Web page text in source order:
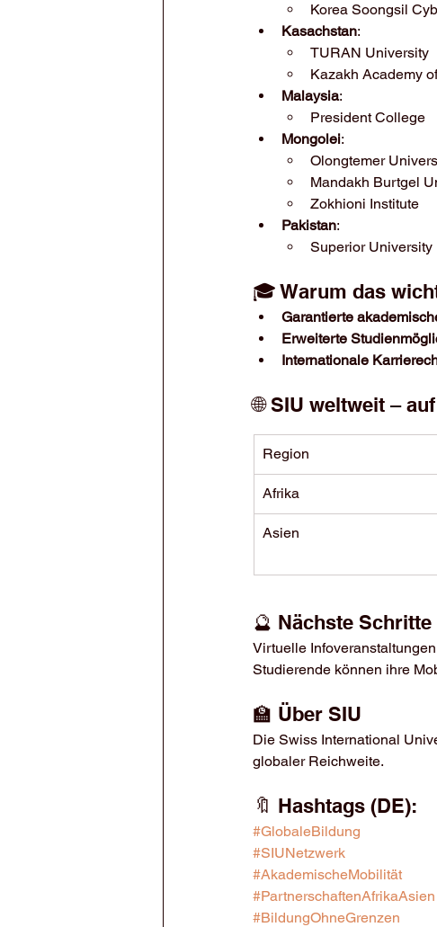
Korea Soongsil
Kasachstan:
TURAN University
Kazakh Academy
Malaysia:
President College
Mongolei:
Olongtemer
Mandakh Burtgel
Zokhioni Institute
Pakistan:
Superior University
🎓 Warum das
Garantierte
Erweiterte
Internationale
🌐 SIU weltweit –
Region
Afrika
Asien
🔮 Nächste Schritte
Virtuelle
Studierende können ihre
🏫 Über SIU
Die Swiss International
globaler Reichweite.
🔖 Hashtags (DE):
#GlobaleBildung
#SIUNetzwerk
#AkademischeMobilität
#PartnerschaftenAfrikaAsien
#BildungOhneGrenzen